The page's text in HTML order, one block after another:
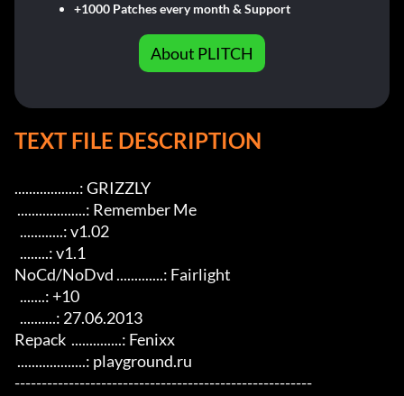
+1000 Patches every month & Support
About PLITCH
TEXT FILE DESCRIPTION
..................: GRIZZLY
NoCd/NoDvd .............: Fairlight
Repack  ..............: Fenixx
-------------------------------------------------------